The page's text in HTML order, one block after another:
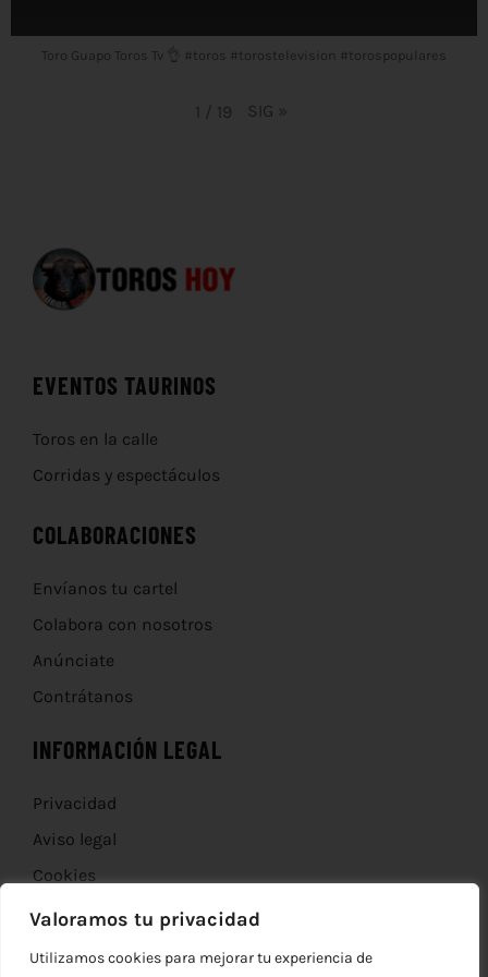
Valoramos tu privacidad
Utilizamos cookies para mejorar tu experiencia de
Toro Guapo Toros Tv 👌 #toros #torostelevision #torospopulares
1 / 19 SIG »
EVENTOS TAURINOS
Toros en la calle
Corridas y espectáculos
COLABORACIONES
Envíanos tu cartel
Colabora con nosotros
Anúnciate
Contrátanos
INFORMACIÓN LEGAL
Privacidad
Aviso legal
Cookies
Devoluciones